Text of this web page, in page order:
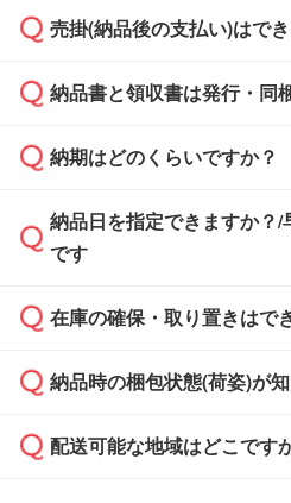
依頼いただいた場合は、翌
銀行振込のみのご対応と
売掛(納品後の支払い)はで
基本的には先入金をお願い
どの場合は、月末締め翌月
また、卒業・卒園記念品で
校や幼稚園・保育園であれ
ご希望の際は担当スタッフ
ください。
納品書と領収書は発行・同
納品書・領収書は ご依頼
ず、通常はPDFデータを
ます。
たは注文フォームの『ご注
納期はどのくらいですか？
・印刷する場合(500個程
ご入金、イメージ画像の
ご入金確認後、1～2営業
納品日を指定できますか？
です
ご希望の納期がある場合は
い。
応が可能かご案内いたしま
在庫の確保・取り置きはで
ご入金確認後に在庫を確保
はできかねますので予めご
納品時の梱包状態(荷姿)が
商品によって異なります。
配送可能な地域はどこです